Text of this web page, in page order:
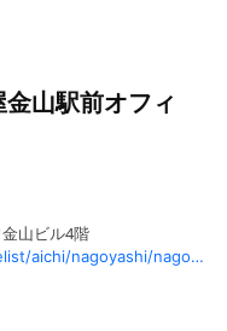
山駅前オフィ
山ビル4階
www.cocorport.co.jp/shurouikou/officelist/aichi/nagoyashi/nagoyakanayamaekimae/